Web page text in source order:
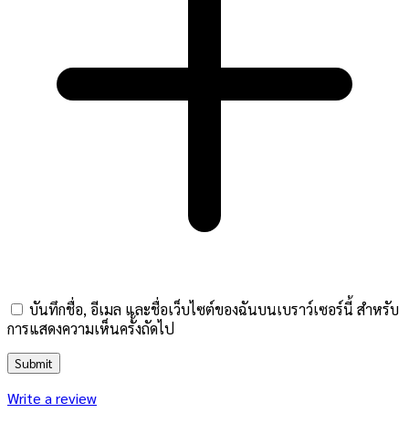
บันทึกชื่อ, อีเมล และชื่อเว็บไซต์ของฉันบนเบราว์เซอร์นี้ สำหรับ
การแสดงความเห็นครั้งถัดไป
Write a review